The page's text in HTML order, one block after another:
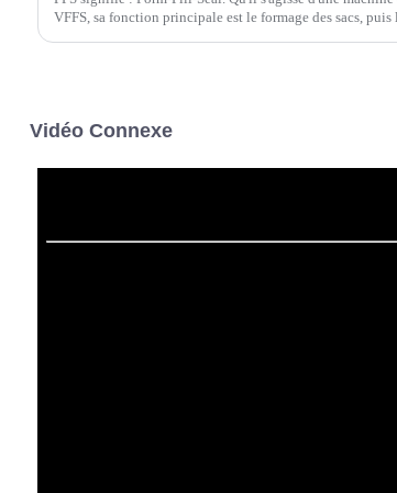
VFFS, sa fonction principale est le formage des sacs,
Vidéo Connexe